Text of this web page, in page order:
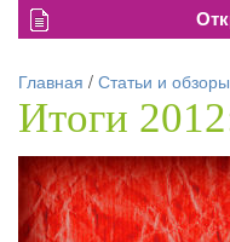
Главная / Статьи и обзоры
Итоги